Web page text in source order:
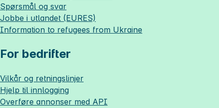
Spørsmål og svar
Jobbe i utlandet (EURES)
Information to refugees from Ukraine
For bedrifter
Vilkår og retningslinjer
Hjelp til innlogging
Overføre annonser med API